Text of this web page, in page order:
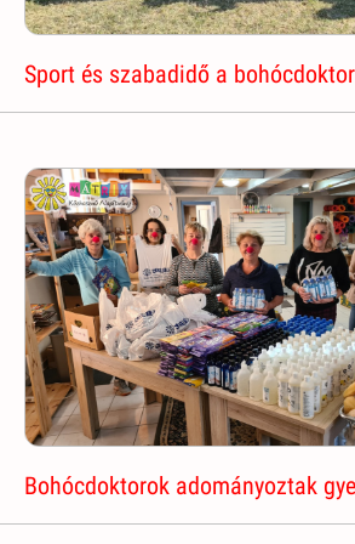
Sport és szabadidő a
Bohócdoktorok adományoztak